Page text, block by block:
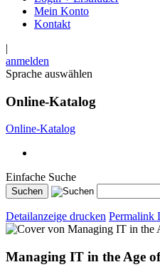
Mein Konto
Kontakt
|
anmelden
Sprache auswählen
Online-Katalog
Online-Katalog
Einfache Suche
Detailanzeige drucken Permalink
Managing IT in the Age